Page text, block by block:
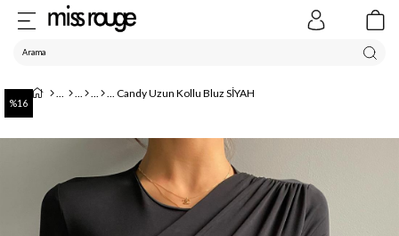
Candy Uzun Kollu Bluz SİYAH
16